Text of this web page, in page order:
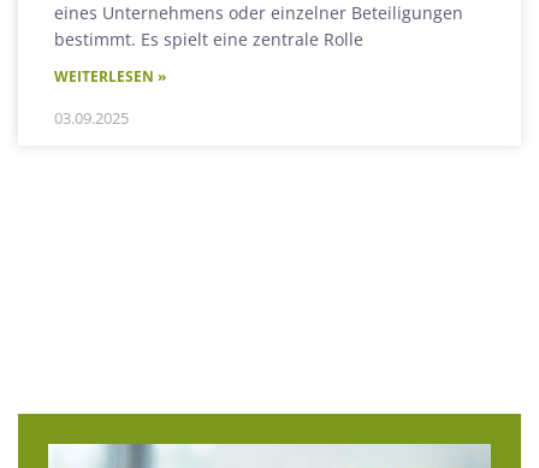
eines Unternehmens oder einzelner Beteiligungen
bestimmt. Es spielt eine zentrale Rolle
WEITERLESEN »
03.09.2025